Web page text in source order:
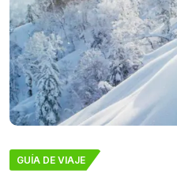
GUÍA DE VIAJE